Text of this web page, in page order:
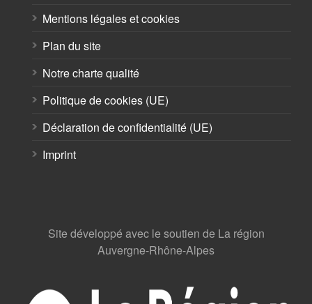
Mentions légales et cookies
Plan du site
Notre charte qualité
Politique de cookies (UE)
Déclaration de confidentialité (UE)
Imprint
Site développé avec le soutien de La région
Auvergne-Rhône-Alpes